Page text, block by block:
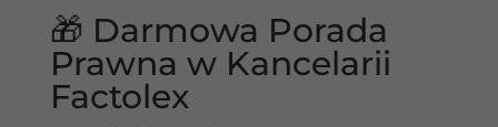
🎁 Darmowa Porada
Prawna w Kancelarii
Factolex